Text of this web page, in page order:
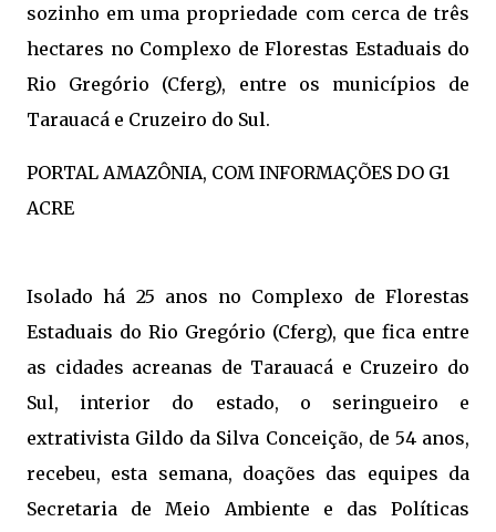
sozinho em uma propriedade com cerca de três
hectares no Complexo de Florestas Estaduais do
Rio Gregório (Cferg), entre os municípios de
Tarauacá e Cruzeiro do Sul.
PORTAL AMAZÔNIA, COM INFORMAÇÕES DO G1
ACRE
Isolado há 25 anos no Complexo de Florestas
Estaduais do Rio Gregório (Cferg), que fica entre
as cidades acreanas de Tarauacá e Cruzeiro do
Sul, interior do estado, o seringueiro e
extrativista Gildo da Silva Conceição, de 54 anos,
recebeu, esta semana, doações das equipes da
Secretaria de Meio Ambiente e das Políticas